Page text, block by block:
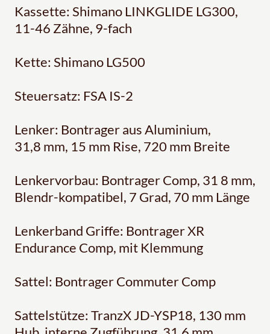
Kassette: Shimano LINKGLIDE LG300,
11-46 Zähne, 9-fach
Kette: Shimano LG500
Steuersatz: FSA IS-2
Lenker: Bontrager aus Aluminium,
31,8 mm, 15 mm Rise, 720 mm Breite
Lenkervorbau: Bontrager Comp, 31 8 mm,
Blendr-kompatibel, 7 Grad, 70 mm Länge
Lenkerband Griffe: Bontrager XR
Endurance Comp, mit Klemmung
Sattel: Bontrager Commuter Comp
Sattelstütze: TranzX JD-YSP18, 130 mm